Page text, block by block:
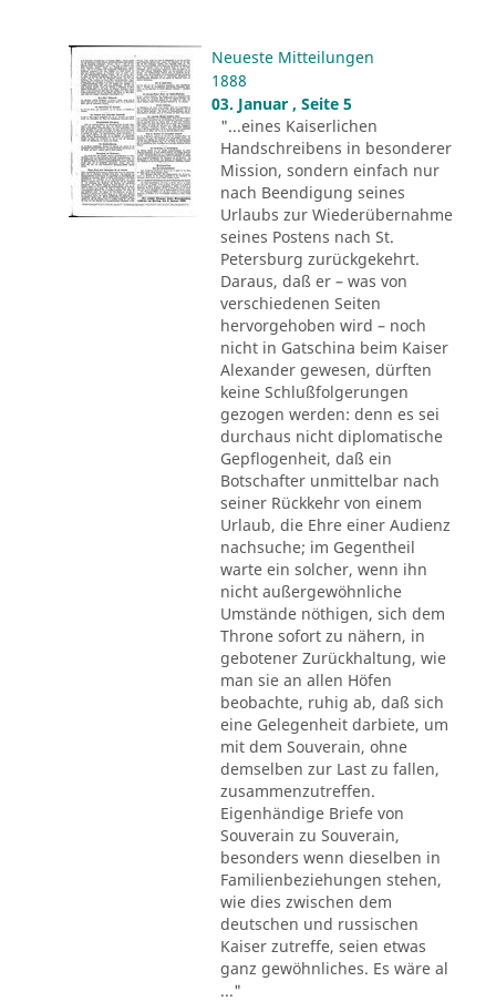
Neueste Mitteilungen
1888
03. Januar , Seite 5
"...eines Kaiserlichen
Handschreibens in besonderer
Mission, sondern einfach nur
nach Beendigung seines
Urlaubs zur Wiederübernahme
seines Postens nach St.
Petersburg zurückgekehrt.
Daraus, daß er – was von
verschiedenen Seiten
hervorgehoben wird – noch
nicht in Gatschina beim Kaiser
Alexander gewesen, dürften
keine Schlußfolgerungen
gezogen werden: denn es sei
durchaus nicht diplomatische
Gepflogenheit, daß ein
Botschafter unmittelbar nach
seiner Rückkehr von einem
Urlaub, die Ehre einer Audienz
nachsuche; im Gegentheil
warte ein solcher, wenn ihn
nicht außergewöhnliche
Umstände nöthigen, sich dem
Throne sofort zu nähern, in
gebotener Zurückhaltung, wie
man sie an allen Höfen
beobachte, ruhig ab, daß sich
eine Gelegenheit darbiete, um
mit dem Souverain, ohne
demselben zur Last zu fallen,
zusammenzutreffen.
Eigenhändige Briefe von
Souverain zu Souverain,
besonders wenn dieselben in
Familienbeziehungen stehen,
wie dies zwischen dem
deutschen und russischen
Kaiser zutreffe, seien etwas
ganz gewöhnliches. Es wäre al
..."